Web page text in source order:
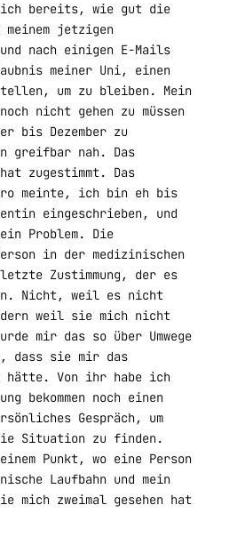
ich bereits, wie gut die
jetzigen
nach einigen E-Mails
meiner Uni, einen
um zu bleiben. Mein
nicht gehen zu müssen
bis Dezember zu
greifbar nah. Das
zugestimmt. Das
meinte, ich bin eh bis
eingeschrieben, und
Problem. Die
in der medizinischen
Zustimmung, der es
Nicht, weil es nicht
weil sie mich nicht
mir das so über Umwege
sie mir das
hätte. Von ihr habe ich
bekommen noch einen
Gespräch, um
Situation zu finden.
Punkt, wo eine Person
Laufbahn und mein
mich zweimal gesehen hat